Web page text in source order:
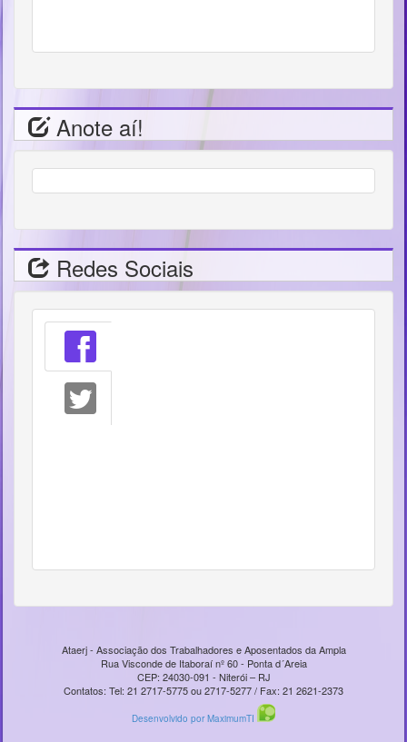
Anote aí!
Redes Sociais
Ataerj - Associação dos Trabalhadores e Aposentados da Ampla
Rua Visconde de Itaboraí nº 60 - Ponta d´Areia
CEP: 24030-091 - Niterói – RJ
Contatos: Tel: 21 2717-5775 ou 2717-5277 / Fax: 21 2621-2373
Desenvolvido por MaximumTI